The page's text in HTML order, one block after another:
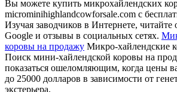
Вы можете купить микрохайлендских
microminihighlandcowforsale.com с
Изучая заводчиков в Интернете,
Google и отзывы в социальных сетях.
коровы на продажу Микро-хайлендские
Поиск мини-хайлендской коровы на
показаться ошеломляющим, когда цены
до 25000 долларов в зависимости от
экстерьера.